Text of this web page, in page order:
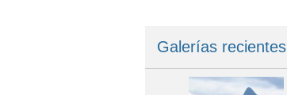
Galerías recientes